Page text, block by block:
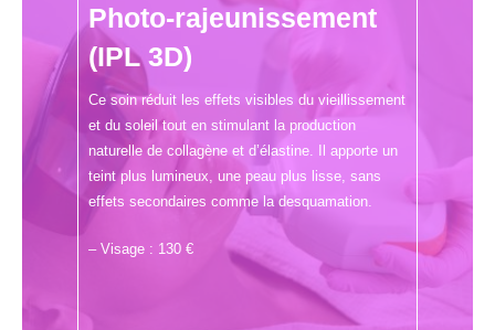
Photo-rajeunissement
(IPL 3D)
Ce soin réduit les effets visibles du vieillissement
et du soleil tout en stimulant la production
naturelle de collagène et d’élastine. Il apporte un
teint plus lumineux, une peau plus lisse, sans
effets secondaires comme la desquamation.
– Visage : 130 €